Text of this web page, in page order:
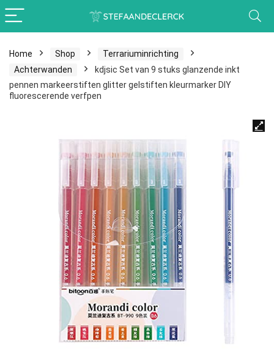
Home Shop
Terrariuminrichting
Achterwanden
kdjsic Set van 9 stuks glanzende inkt
pennen markeerstiften glitter gelstiften kleurmarker DIY
fluorescerende verfpen